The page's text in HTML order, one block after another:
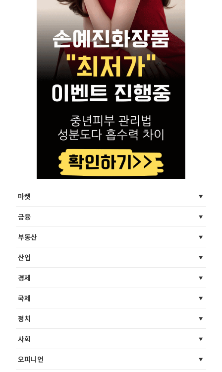
마켓
금융
부동산
산업
경제
국제
정치
사회
오피니언